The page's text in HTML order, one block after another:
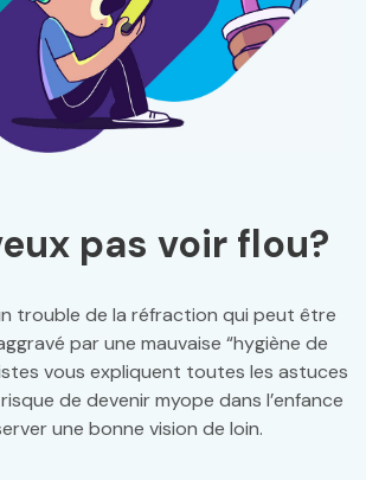
pas voir flou?
trouble de la réfraction qui peut être
par une mauvaise “hygiène de
vous expliquent toutes les astuces
de devenir myope dans l’enfance
une bonne vision de loin.